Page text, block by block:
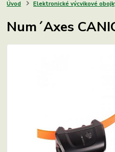
Úvod Elektronické výcvikové
Num´Axes